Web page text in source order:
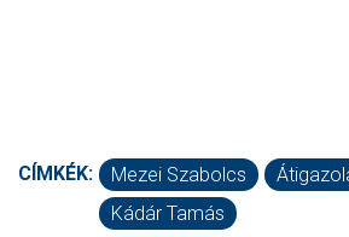
CÍMKÉK: Mezei Szabolcs
Kádár Tamás